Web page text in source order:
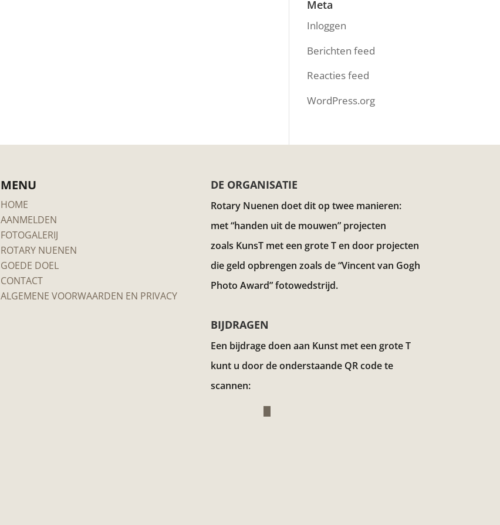
Meta
Inloggen
Berichten feed
Reacties feed
WordPress.org
MENU
HOME
AANMELDEN
FOTOGALERIJ
ROTARY NUENEN
GOEDE DOEL
CONTACT
ALGEMENE VOORWAARDEN EN PRIVACY
DE ORGANISATIE
Rotary Nuenen doet dit op twee manieren:
met “handen uit de mouwen” projecten
zoals KunsT met een grote T en door projecten
die geld opbrengen zoals de “Vincent van Gogh
Photo Award”fotowedstrijd.
BIJDRAGEN
Een bijdrage doen aan Kunst met een grote T
kunt u door de onderstaande QR code te
scannen: